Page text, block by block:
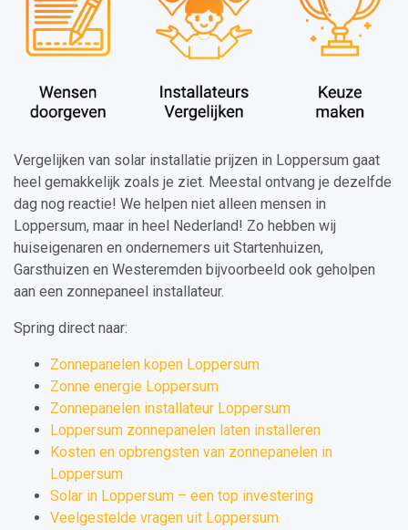
Vergelijken van solar installatie prijzen in Loppersum gaat
heel gemakkelijk zoals je ziet. Meestal ontvang je dezelfde
dag nog reactie! We helpen niet alleen mensen in
Loppersum, maar in heel Nederland! Zo hebben wij
huiseigenaren en ondernemers uit Startenhuizen,
Garsthuizen en Westeremden bijvoorbeeld ook geholpen
aan een zonnepaneel installateur.
Spring direct naar:
Zonnepanelen kopen Loppersum
Zonne energie Loppersum
Zonnepanelen installateur Loppersum
Loppersum zonnepanelen laten installeren
Kosten en opbrengsten van zonnepanelen in
Loppersum
Solar in Loppersum – een top investering
Veelgestelde vragen uit Loppersum